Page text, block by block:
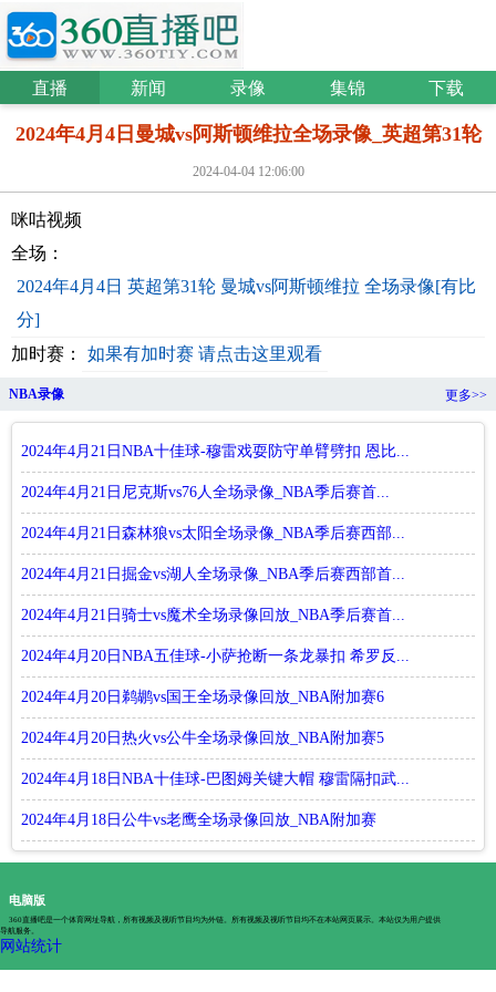
直播 新闻 录像 集锦 下载
2024年4月4日曼城vs阿斯顿维拉全场录像_英超第31轮
2024-04-04 12:06:00
咪咕视频
全场：
2024年4月4日 英超第31轮 曼城vs阿斯顿维拉 全场录像[有比
分]
加时赛：
如果有加时赛 请点击这里观看
NBA录像 更多>>
2024年4月21日NBA十佳球-穆雷戏耍防守单臂劈扣 恩比...
2024年4月21日尼克斯vs76人全场录像_NBA季后赛首...
2024年4月21日森林狼vs太阳全场录像_NBA季后赛西部...
2024年4月21日掘金vs湖人全场录像_NBA季后赛西部首...
2024年4月21日骑士vs魔术全场录像回放_NBA季后赛首...
2024年4月20日NBA五佳球-小萨抢断一条龙暴扣 希罗反...
2024年4月20日鹈鹕vs国王全场录像回放_NBA附加赛6
2024年4月20日热火vs公牛全场录像回放_NBA附加赛5
2024年4月18日NBA十佳球-巴图姆关键大帽 穆雷隔扣武...
2024年4月18日公牛vs老鹰全场录像回放_NBA附加赛
电脑版
360直播吧是一个体育网址导航，所有视频及视听节目均为外链。所有视频及视听节目均不在本站网页展示。本站仅为用户提供
导航服务。
网站统计